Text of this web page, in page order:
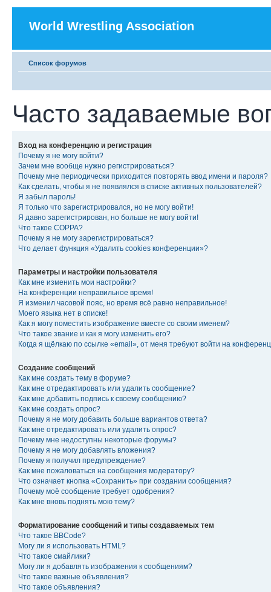
World Wrestling Association
Список форумов
Часто задаваемые
Вход на конференцию и регистрация
Почему я не могу войти?
Зачем мне вообще нужно регистрироваться?
Почему мне периодически приходится повторять ввод имени и пароля?
Как сделать, чтобы я не появлялся в списке активных пользователей?
Я забыл пароль!
Я только что зарегистрировался, но не могу войти!
Я давно зарегистрирован, но больше не могу войти!
Что такое COPPA?
Почему я не могу зарегистрироваться?
Что делает функция «Удалить cookies конференции»?
Параметры и настройки пользователя
Как мне изменить мои настройки?
На конференции неправильное время!
Я изменил часовой пояс, но время всё равно неправильное!
Моего языка нет в списке!
Как я могу поместить изображение вместе со своим именем?
Что такое звание и как я могу изменить его?
Когда я щёлкаю по ссылке «email», от меня требуют войти на
Создание сообщений
Как мне создать тему в форуме?
Как мне отредактировать или удалить сообщение?
Как мне добавить подпись к своему сообщению?
Как мне создать опрос?
Почему я не могу добавить больше вариантов ответа?
Как мне отредактировать или удалить опрос?
Почему мне недоступны некоторые форумы?
Почему я не могу добавлять вложения?
Почему я получил предупреждение?
Как мне пожаловаться на сообщения модератору?
Что означает кнопка «Сохранить» при создании сообщения?
Почему моё сообщение требует одобрения?
Как мне вновь поднять мою тему?
Форматирование сообщений и типы создаваемых тем
Что такое BBCode?
Могу ли я использовать HTML?
Что такое смайлики?
Могу ли я добавлять изображения к сообщениям?
Что такое важные объявления?
Что такое объявления?